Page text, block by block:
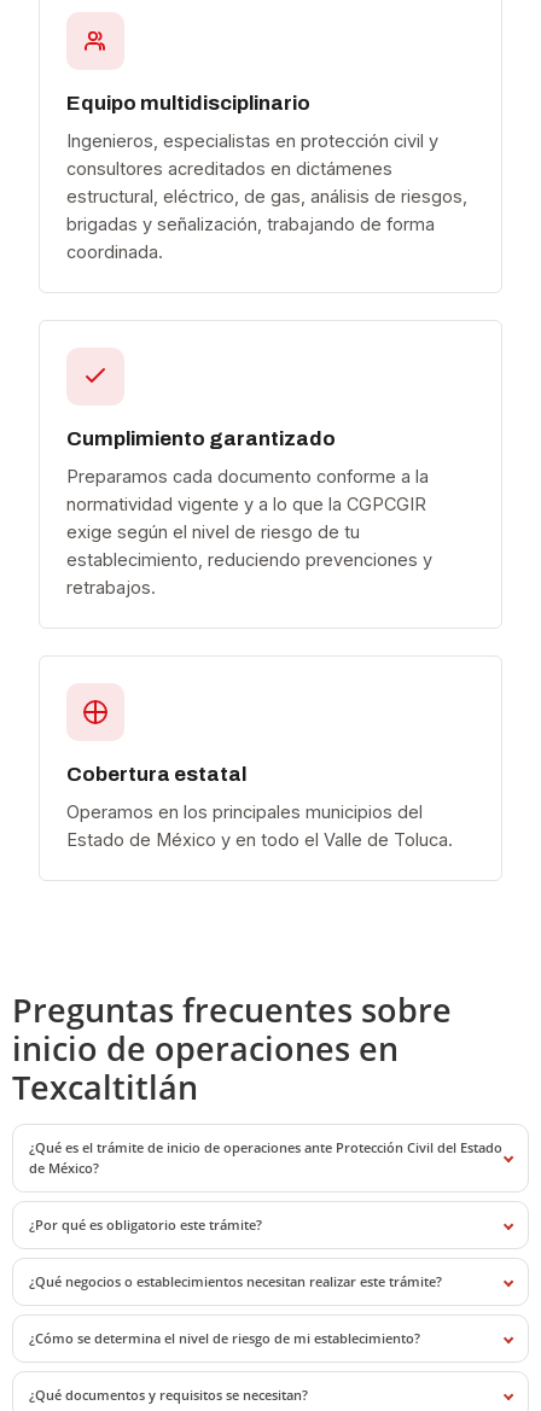
Equipo multidisciplinario
Ingenieros, especialistas en protección civil y
consultores acreditados en dictámenes
estructural, eléctrico, de gas, análisis de riesgos,
brigadas y señalización, trabajando de forma
coordinada.
Cumplimiento garantizado
Preparamos cada documento conforme a la
normatividad vigente y a lo que la CGPCGIR
exige según el nivel de riesgo de tu
establecimiento, reduciendo prevenciones y
retrabajos.
Cobertura estatal
Operamos en los principales municipios del
Estado de México y en todo el Valle de Toluca.
Preguntas frecuentes sobre
inicio de operaciones en
Texcaltitlán
¿Qué es el trámite de inicio de operaciones ante Protección Civil del Estado
de México?
¿Por qué es obligatorio este trámite?
¿Qué negocios o establecimientos necesitan realizar este trámite?
¿Cómo se determina el nivel de riesgo de mi establecimiento?
¿Qué documentos y requisitos se necesitan?